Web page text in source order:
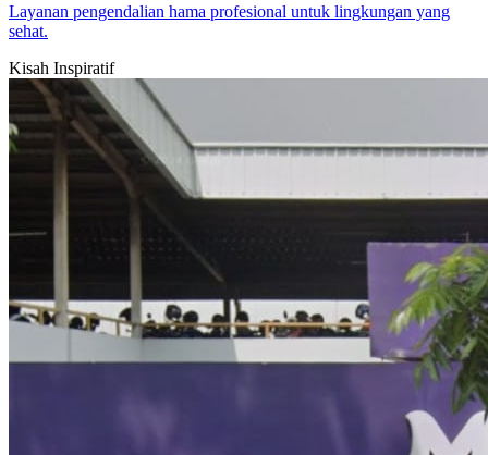
Layanan pengendalian hama profesional untuk lingkungan yang
sehat.
Kisah Inspiratif